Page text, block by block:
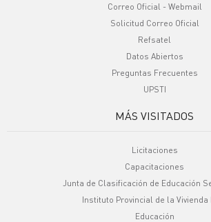
Correo Oficial - Webmail
Solicitud Correo Oficial
Refsatel
Datos Abiertos
Preguntas Frecuentes
UPSTI
MÁS VISITADOS
Licitaciones
Capacitaciones
Junta de Clasificación de Educación
Instituto Provincial de la Vivienda
Educación